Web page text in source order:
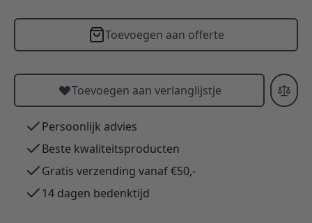
Toevoegen aan offerte
Toevoegen aan verlanglijstje
Persoonlijk advies
Beste kwaliteitsproducten
Gratis verzending vanaf €50,-
14 dagen bedenktijd